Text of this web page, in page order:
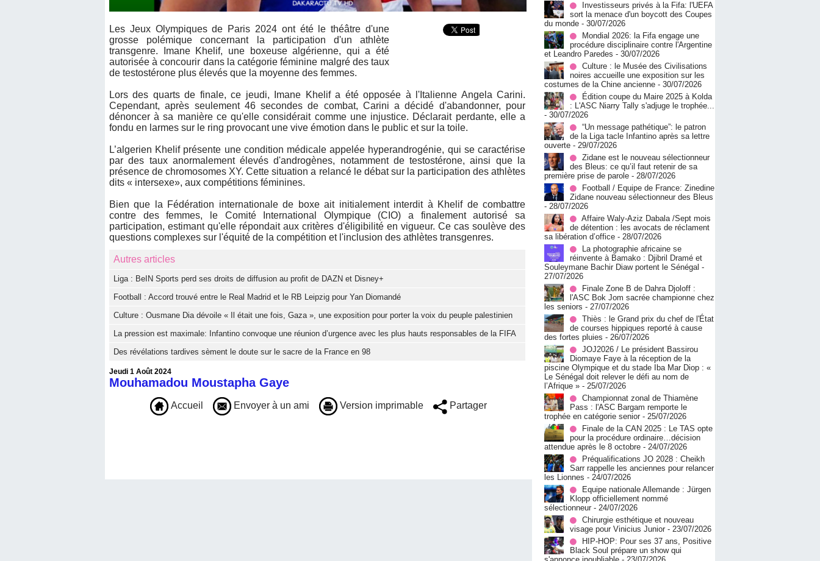
Les Jeux Olympiques de Paris 2024 ont été le théâtre d'une
grosse polémique concernant la participation d'un athlète
transgenre. Imane Khelif, une boxeuse algérienne, qui a été
autorisée à concourir dans la catégorie féminine malgré des taux
de testostérone plus élevés que la moyenne des femmes.
Lors des quarts de finale, ce jeudi, Imane Khelif a été opposée à l'Italienne Angela Carini.
Cependant, après seulement 46 secondes de combat, Carini a décidé d'abandonner, pour
dénoncer à sa manière ce qu'elle considérait comme une injustice. Déclarait perdante, elle a
fondu en larmes sur le ring provocant une vive émotion dans le public et sur la toile.
L’algerien Khelif présente une condition médicale appelée hyperandrogénie, qui se caractérise
par des taux anormalement élevés d'androgènes, notamment de testostérone, ainsi que la
présence de chromosomes XY. Cette situation a relancé le débat sur la participation des athlètes
dits « intersexe», aux compétitions féminines.
Bien que la Fédération internationale de boxe ait initialement interdit à Khelif de combattre
contre des femmes, le Comité International Olympique (CIO) a finalement autorisé sa
participation, estimant qu'elle répondait aux critères d'éligibilité en vigueur. Ce cas soulève des
questions complexes sur l'équité de la compétition et l'inclusion des athlètes transgenres.
Autres articles
Liga : BeIN Sports perd ses droits de diffusion au profit de DAZN et Disney+
Football : Accord trouvé entre le Real Madrid et le RB Leipzig pour Yan Diomandé
Culture : Ousmane Dia dévoile « Il était une fois, Gaza », une exposition pour porter la voix du peuple palestinien
La pression est maximale: Infantino convoque une réunion d’urgence avec les plus hauts responsables de la FIFA
Des révélations tardives sèment le doute sur le sacre de la France en 98
Jeudi 1 Août 2024
Mouhamadou Moustapha Gaye
Accueil Envoyer à un ami Version imprimable Partager
Investisseurs privés à la Fifa: l'UEFA
sort la menace d'un boycott des Coupes
du monde - 30/07/2026
Mondial 2026: la Fifa engage une
procédure disciplinaire contre l'Argentine
et Leandro Paredes - 30/07/2026
Culture : le Musée des Civilisations
noires accueille une exposition sur les
costumes de la Chine ancienne - 30/07/2026
Édition coupe du Maire 2025 à Kolda
: L'ASC Niarry Tally s'adjuge le trophée...
- 30/07/2026
“Un message pathétique”: le patron
de la Liga tacle Infantino après sa lettre
ouverte - 29/07/2026
Zidane est le nouveau sélectionneur
des Bleus: ce qu’il faut retenir de sa
première prise de parole - 28/07/2026
Football / Equipe de France: Zinedine
Zidane nouveau sélectionneur des Bleus
- 28/07/2026
Affaire Waly-Aziz Dabala /Sept mois
de détention : les avocats de réclament
sa libération d’office - 28/07/2026
La photographie africaine se
réinvente à Bamako : Djibril Dramé et
Souleymane Bachir Diaw portent le Sénégal -
27/07/2026
Finale Zone B de Dahra Djoloff :
l'ASC Bok Jom sacrée championne chez
les seniors - 27/07/2026
Thiès : le Grand prix du chef de l'État
de courses hippiques reporté à cause
des fortes pluies - 26/07/2026
JOJ2026 / Le président Bassirou
Diomaye Faye à la réception de la
piscine Olympique et du stade Iba Mar Diop : «
Le Sénégal doit relever le défi au nom de
l’Afrique » - 25/07/2026
Championnat zonal de Thiamène
Pass : l'ASC Bargam remporte le
trophée en catégorie senior - 25/07/2026
Finale de la CAN 2025 : Le TAS opte
pour la procédure ordinaire…décision
attendue après le 8 octobre - 24/07/2026
Préqualifications JO 2028 : Cheikh
Sarr rappelle les anciennes pour relancer
les Lionnes - 24/07/2026
Equipe nationale Allemande : Jürgen
Klopp officiellement nommé
sélectionneur - 24/07/2026
Chirurgie esthétique et nouveau
visage pour Vinicius Junior - 23/07/2026
HIP-HOP: Pour ses 37 ans, Positive
Black Soul prépare un show qui